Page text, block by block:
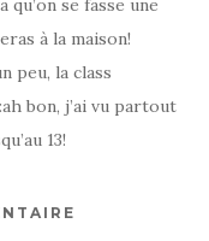
qu’on se fasse une
à la maison!
peu, la class
bon, j’ai vu partout
13!